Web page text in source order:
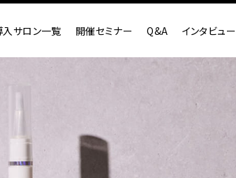
入サロン一覧 開催セミナー Q&A インタビュー